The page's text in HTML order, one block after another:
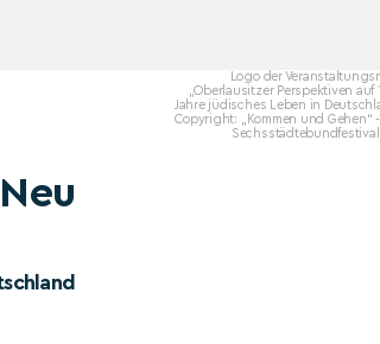
Logo der
„Oberlausitzer Perspektiven auf
Jahre jüdisches Leben in
Copyright: „Kommen und Gehen“